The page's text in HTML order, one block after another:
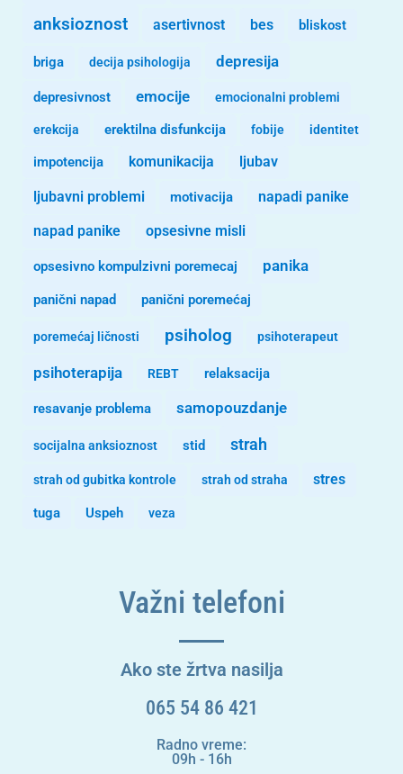
anksioznost asertivnost bes bliskost
briga decija psihologija depresija
depresivnost emocije emocionalni problemi
erekcija erektilna disfunkcija fobije identitet
impotencija komunikacija ljubav
ljubavni problemi motivacija napadi panike
napad panike opsesivne misli
opsesivno kompulzivni poremecaj panika
panični napad panični poremećaj
poremećaj ličnosti psiholog psihoterapeut
psihoterapija REBT relaksacija
resavanje problema samopouzdanje
socijalna anksioznost stid strah
strah od gubitka kontrole strah od straha stres
tuga Uspeh veza
Važni telefoni
Ako ste žrtva nasilja
065 54 86 421
Radno vreme:
09h - 16h